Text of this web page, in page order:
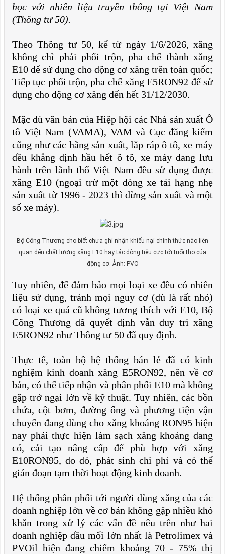
học với nhiên liệu truyền thống tại Việt Nam
(Thông tư 50).
Theo Thông tư 50, kể từ ngày 1/6/2026, xăng
không chì phải phối trộn, pha chế thành xăng
E10 để sử dụng cho động cơ xăng trên toàn quốc;
Tiếp tục phối trộn, pha chế xăng E5RON92 để sử
dụng cho động cơ xăng đến hết 31/12/2030.
Mặc dù văn bản của Hiệp hội các Nhà sản xuất Ô
tô Việt Nam (VAMA), VAM và Cục đăng kiểm
cũng như các hãng sản xuất, lắp ráp ô tô, xe máy
đều khẳng định hầu hết ô tô, xe máy đang lưu
hành trên lãnh thổ Việt Nam đều sử dụng được
xăng E10 (ngoại trừ một dòng xe tải hạng nhẹ
sản xuất từ 1996 - 2023 thì dừng sản xuất và một
số xe máy).
Bộ Công Thương cho biết chưa ghi nhận khiếu nại chính thức nào liên
quan đến chất lượng xăng E10 hay tác động tiêu cực tới tuổi thọ của
động cơ. Ảnh: PVO
Tuy nhiên, để đảm bảo mọi loại xe đều có nhiên
liệu sử dụng, tránh mọi nguy cơ (dù là rất nhỏ)
có loại xe quá cũ không tương thích với E10, Bộ
Công Thương đã quyết định vẫn duy trì xăng
E5RON92 như Thông tư 50 đã quy định.
Thực tế, toàn bộ hệ thống bán lẻ đã có kinh
nghiệm kinh doanh xăng E5RON92, nên về cơ
bản, có thể tiếp nhận và phân phối E10 mà không
gặp trở ngại lớn về kỹ thuật. Tuy nhiên, các bồn
chứa, cột bơm, đường ống và phương tiện vận
chuyển đang dùng cho xăng khoáng RON95 hiện
nay phải thực hiện làm sạch xăng khoáng đang
có, cải tạo nâng cấp để phù hợp với xăng
E10RON95, do đó, phát sinh chi phí và có thể
gián đoạn tạm thời hoạt động kinh doanh.
Hệ thống phân phối tới người dùng xăng của các
doanh nghiệp lớn về cơ bản không gặp nhiều khó
khăn trong xử lý các vấn đề nêu trên như hai
doanh nghiệp đầu mối lớn nhất là Petrolimex và
PVOil hiện đang chiếm khoảng 70 - 75% thị